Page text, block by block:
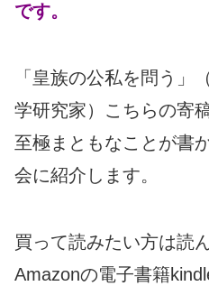
です。
「皇族の公私を問う」
学研究家）こちらの寄
至極まともなことが書
会に紹介します。
買って読みたい方は読
Amazonの電子書籍